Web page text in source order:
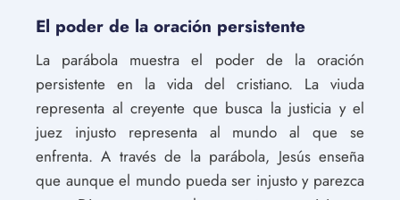
El poder de la oración persistente
La parábola muestra el poder de la oración
persistente en la vida del cristiano. La viuda
representa al creyente que busca la justicia y el
juez injusto representa al mundo al que se
enfrenta. A través de la parábola, Jesús enseña
que aunque el mundo pueda ser injusto y parezca